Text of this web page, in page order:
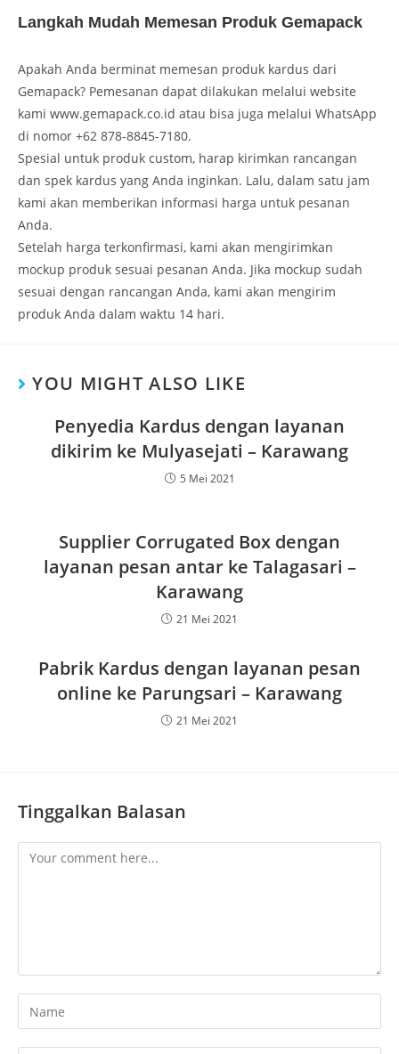
Langkah Mudah Memesan Produk Gemapack
Apakah Anda berminat memesan produk kardus dari
Gemapack? Pemesanan dapat dilakukan melalui website
kami www.gemapack.co.id atau bisa juga melalui WhatsApp
di nomor +62 878-8845-7180.
Spesial untuk produk custom, harap kirimkan rancangan
dan spek kardus yang Anda inginkan. Lalu, dalam satu jam
kami akan memberikan informasi harga untuk pesanan
Anda.
Setelah harga terkonfirmasi, kami akan mengirimkan
mockup produk sesuai pesanan Anda. Jika mockup sudah
sesuai dengan rancangan Anda, kami akan mengirim
produk Anda dalam waktu 14 hari.
YOU MIGHT ALSO LIKE
Penyedia Kardus dengan layanan
dikirim ke Mulyasejati – Karawang
5 Mei 2021
Supplier Corrugated Box dengan
layanan pesan antar ke Talagasari –
Karawang
21 Mei 2021
Pabrik Kardus dengan layanan pesan
online ke Parungsari – Karawang
21 Mei 2021
Tinggalkan Balasan